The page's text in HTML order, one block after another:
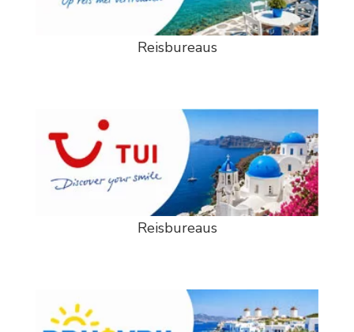
Reisbureaus
Reisbureaus